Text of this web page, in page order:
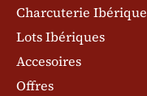
Charcuterie Ibérique
Lots Ibériques
Accesoires
Offres